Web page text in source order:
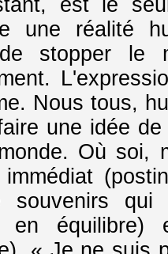
est le
une réalité
stopper le
Nous tous,
une idée
Où soi,
immédiat
souvenirs qui
en équilibre)